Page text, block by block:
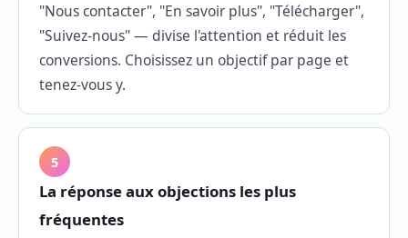
"Nous contacter", "En savoir plus", "Télécharger",
"Suivez-nous" — divise l'attention et réduit les
conversions. Choisissez un objectif par page et
tenez-vous y.
5
La réponse aux objections les plus
fréquentes